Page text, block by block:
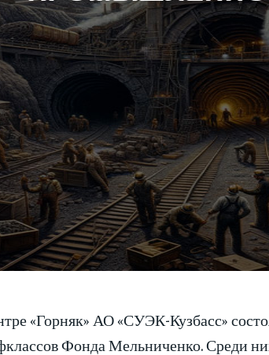
«Горняк» АО «СУЭК-Кузбасс»
Фонда Мельниченко. Среди